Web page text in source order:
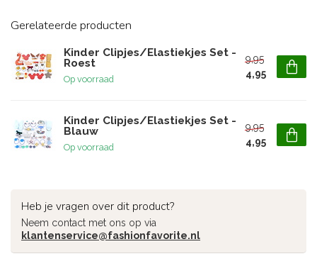
Gerelateerde producten
Kinder Clipjes/Elastiekjes Set -
Roest
Op voorraad
9,95
4,95
Kinder Clipjes/Elastiekjes Set -
Blauw
Op voorraad
9,95
4,95
Heb je vragen over dit product?
Neem contact met ons op via
klantenservice@fashionfavorite.nl